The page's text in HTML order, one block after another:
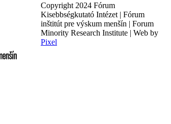
Copyright 2024 Fórum
Kisebbségkutató Intézet | Fórum
inštitút pre výskum menšín | Forum
Minority Research Institute | Web by
Pixel